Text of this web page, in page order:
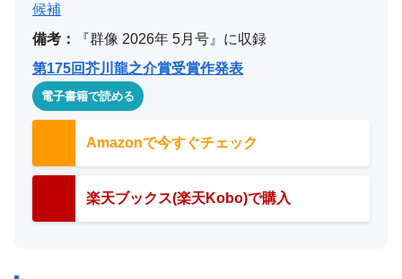
候補
備考：
『群像 2026年 5月号』に収録
第175回芥川龍之介賞受賞作発表
電子書籍で読める
Amazonで今すぐチェック
楽天ブックス(楽天Kobo)で購入